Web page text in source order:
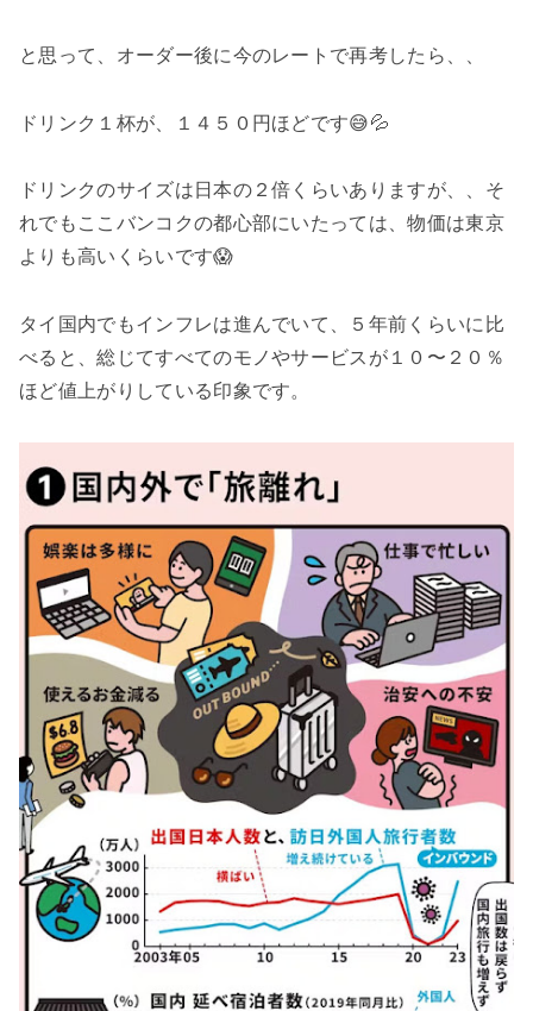
と思って、オーダー後に今のレートで再考したら、、
ドリンク１杯が、１４５０円ほどです😅💦
ドリンクのサイズは日本の２倍くらいありますが、、そ
れでもここバンコクの都心部にいたっては、物価は東京
よりも高いくらいです😱
タイ国内でもインフレは進んでいて、５年前くらいに比
べると、総じてすべてのモノやサービスが１０〜２０％
ほど値上がりしている印象です。